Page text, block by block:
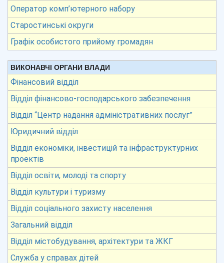
Оператор комп’ютерного набору
Старостинські округи
Графік особистого прийому громадян
ВИКОНАВЧІ ОРГАНИ ВЛАДИ
Фінансовий відділ
Відділ фінансово-господарського забезпечення
Відділ “Центр надання адміністративних послуг”
Юридичний відділ
Відділ економіки, інвестицій та інфраструктурних
проектів
Відділ освіти, молоді та спорту
Відділ культури і туризму
Відділ соціального захисту населення
Загальний відділ
Відділ містобудування, архітектури та ЖКГ
Служба у справах дітей